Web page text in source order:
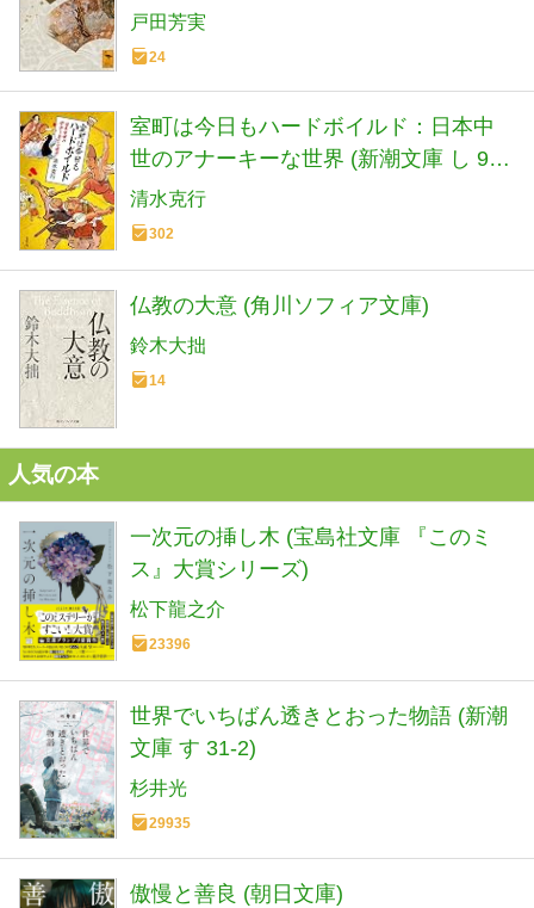
戸田芳実
24
室町は今日もハードボイルド：日本中
世のアナーキーな世界 (新潮文庫 し 93-
1)
清水克行
302
仏教の大意 (角川ソフィア文庫)
鈴木大拙
14
人気の本
一次元の挿し木 (宝島社文庫 『このミ
ス』大賞シリーズ)
松下龍之介
23396
世界でいちばん透きとおった物語 (新潮
文庫 す 31-2)
杉井光
29935
傲慢と善良 (朝日文庫)